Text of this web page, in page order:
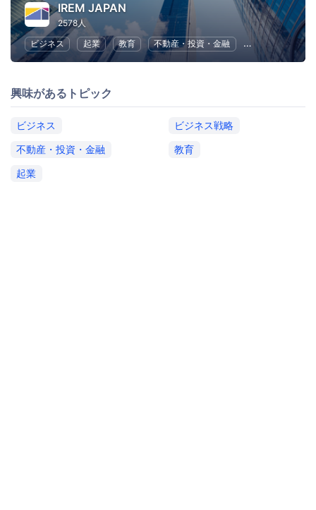
IREM JAPAN
2578人
ビジネス
起業 教育 不動産・投資・金融 ビジネス戦略
興味があるトピック
ビジネス
ビジネス戦略
不動産・投資・金融
教育
起業